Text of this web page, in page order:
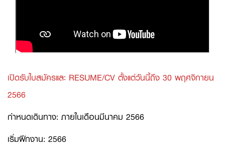
เปิดรับใบสมัครและ RESUME/CV ตั้งแต่วันนี้ถึง 30 พฤศจิกายน
2566
กำหนดเดินทาง: ภายในเดือนมีนาคม 2566
เริ่มฝึกงาน: 2566